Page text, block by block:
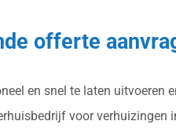
offerte
en snel te laten
voor